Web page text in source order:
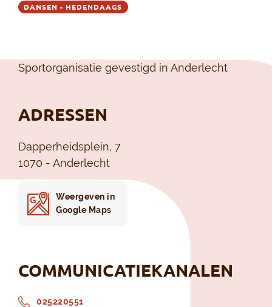
DANSEN - HEDENDAAGS
Sportorganisatie gevestigd in Anderlecht
ADRESSEN
Dapperheidsplein, 7
1070 - Anderlecht
Weergeven in
Google Maps
COMMUNICATIEKANALEN
025220551